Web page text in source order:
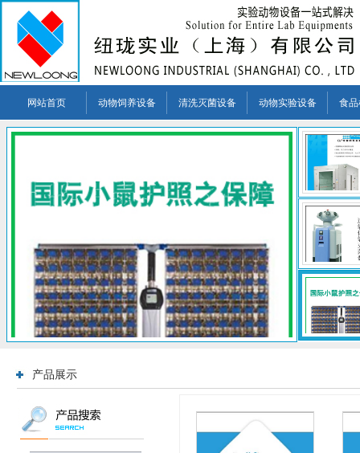
市场取得了
验室、实验
网站首页 动物饲养设备 清洗灭菌设备 动物实验设备
食
促销活动
产品展示